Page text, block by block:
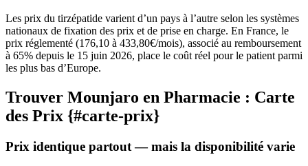
Les prix du tirzépatide varient d’un pays à l’autre selon les systèmes
nationaux de fixation des prix et de prise en charge. En France, le
prix réglementé (176,10 à 433,80€/mois), associé au remboursement
à 65% depuis le 15 juin 2026, place le coût réel pour le patient parmi
les plus bas d’Europe.
Trouver Mounjaro en Pharmacie : Carte
des Prix {#carte-prix}
Prix identique partout — mais la disponibilité varie